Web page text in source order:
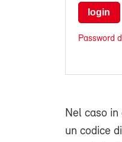
login
Password
Nel caso
un codice